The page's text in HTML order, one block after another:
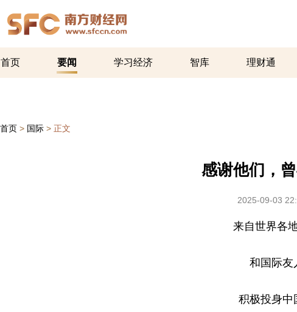
首页 要闻 学习经济 智库 理财通
首页 > 国际 > 正文
感谢他们，
2025-09-03
来自世界各
和国际友
积极投身中